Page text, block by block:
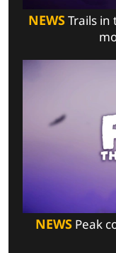
NEWSTrails in
NEWSPeak